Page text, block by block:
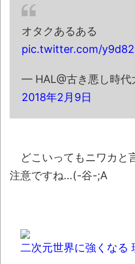
か？
【驚愕】ゲーセン
人』のフォントが今
【衝撃】秋田県の
イン会見に「バスロ
大問題にNEW!
ない軽四に当てられ
【悲報】ショート
して放った究極の技
オタクあるある
pic.twitter.com/
— HAL@古き悪し時代
2018年2月9日
どこいってもニワカと
注意ですね…(-谷-;A
二次元世界に強くなる